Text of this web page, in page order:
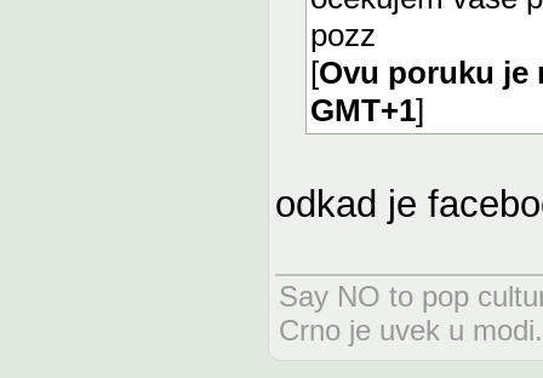
pozz
[Ovu poruku je
GMT+1]
odkad je
Say NO to pop
Crno je uvek u